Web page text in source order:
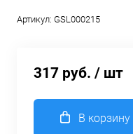
Артикул: GSL000215
317 руб. / шт
В корзину